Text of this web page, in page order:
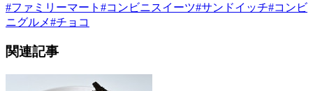
#ファミリーマート #コンビニスイーツ#サンドイッチ#コンビ
ニグルメ#チョコ
関連記事